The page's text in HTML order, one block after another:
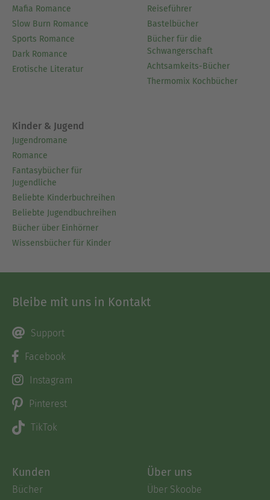
Mafia Romance
Slow Burn Romance
Sports Romance
Dark Romance
Erotische Literatur
Reiseführer
Bastelbücher
Bücher für die
Schwangerschaft
Achtsamkeits-Bücher
Thermomix Kochbücher
Kinder & Jugend
Jugendromane
Romance
Fantasybücher für
Jugendliche
Beliebte Kinderbuchreihen
Beliebte Jugendbuchreihen
Bücher über Einhörner
Wissensbücher für Kinder
Bleibe mit uns in Kontakt
Support
Facebook
Instagram
Pinterest
TikTok
Kunden
Bücher
Über uns
Über Skoobe